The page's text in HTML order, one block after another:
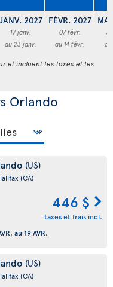
2027
17 janv.
au 23 janv.
FÉVR. 2027
07 févr.
au 14 févr.
et incluent les taxes et les
Orlando
(US)
(CA)
446 $
taxes et frais incl.
au 19 AVR.
(US)
(CA)